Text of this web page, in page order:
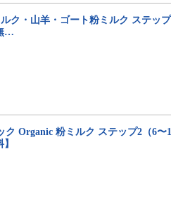
ク・山羊・ゴート粉ミルク ステッ
…
ク Organic 粉ミルク ステップ2（6〜